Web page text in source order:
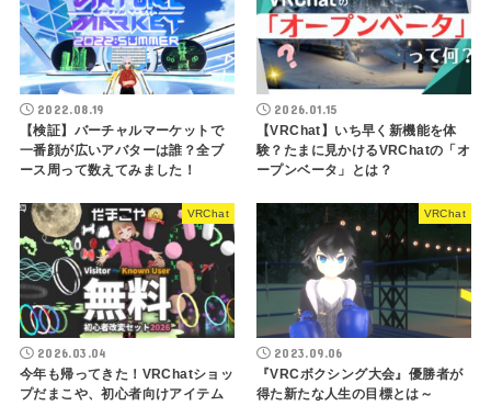
2022.08.19
【検証】バーチャルマーケットで
一番顔が広いアバターは誰？全ブ
ース周って数えてみました！
2026.01.15
【VRChat】いち早く新機能を体
験？たまに見かけるVRChatの「オ
ープンベータ」とは？
VRChat
2026.03.04
今年も帰ってきた！VRChatショッ
プだまこや、初心者向けアイテム
VRChat
2023.09.06
『VRCボクシング大会』優勝者が
得た新たな人生の目標とは～